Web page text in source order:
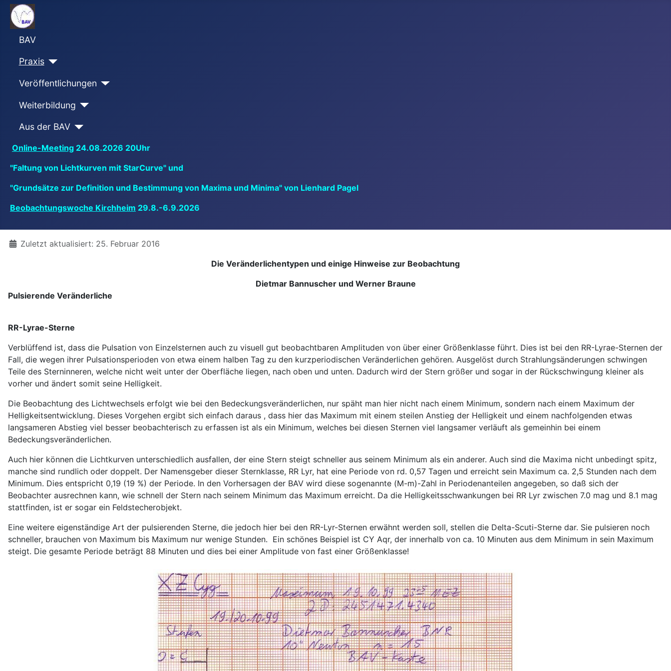
BAV
Praxis
Veröffentlichungen
Weiterbildung
Aus der BAV
Online-Meeting 24.08.2026 20Uhr
"Faltung von Lichtkurven mit StarCurve" und
"Grundsätze zur Definition und Bestimmung von Maxima und Minima" von Lienhard Pagel
Beobachtungswoche Kirchheim 29.8.-6.9.2026
DetailsZuletzt aktualisiert: 25. Februar 2016
Die Veränderlichentypen und einige Hinweise zur Beobachtung
Dietmar Bannuscher und Werner Braune
Pulsierende Veränderliche
RR-Lyrae-Sterne
Verblüffend ist, dass die Pulsation von Einzelsternen auch zu visuell gut beobachtbaren Amplituden von über einer Größenklasse führt. Dies ist bei den RR-Lyrae-Sternen der
Fall, die wegen ihrer Pulsationsperioden von etwa einem halben Tag zu den kurzperiodischen Veränderlichen gehören. Ausgelöst durch Strahlungsänderungen schwingen
Teile des Sterninneren, welche nicht weit unter der Oberfläche liegen, nach oben und unten. Dadurch wird der Stern größer und sogar in der Rückschwingung kleiner als
vorher und ändert somit seine Helligkeit.
Die Beobachtung des Lichtwechsels erfolgt wie bei den Bedeckungsveränderlichen, nur späht man hier nicht nach einem Minimum, sondern nach einem Maximum der
Helligkeitsentwicklung. Dieses Vorgehen ergibt sich einfach daraus , dass hier das Maximum mit einem steilen Anstieg der Helligkeit und einem nachfolgenden etwas
langsameren Abstieg viel besser beobachterisch zu erfassen ist als ein Minimum, welches bei diesen Sternen viel langsamer verläuft als gemeinhin bei einem
Bedeckungsveränderlichen.
Auch hier können die Lichtkurven unterschiedlich ausfallen, der eine Stern steigt schneller aus seinem Minimum als ein anderer. Auch sind die Maxima nicht unbedingt spitz,
manche sind rundlich oder doppelt. Der Namensgeber dieser Sternklasse, RR Lyr, hat eine Periode von rd. 0,57 Tagen und erreicht sein Maximum ca. 2,5 Stunden nach dem
Minimum. Dies entspricht 0,19 (19 %) der Periode. In den Vorhersagen der BAV wird diese sogenannte (M-m)-Zahl in Periodenanteilen angegeben, so daß sich der
Beobachter ausrechnen kann, wie schnell der Stern nach seinem Minimum das Maximum erreicht. Da die Helligkeitsschwankungen bei RR Lyr zwischen 7.0 mag und 8.1 mag
stattfinden, ist er sogar ein Feldstecherobjekt.
Eine weitere eigenständige Art der pulsierenden Sterne, die jedoch hier bei den RR-Lyr-Sternen erwähnt werden soll, stellen die Delta-Scuti-Sterne dar. Sie pulsieren noch
schneller, brauchen von Maximum bis Maximum nur wenige Stunden. Ein schönes Beispiel ist CY Aqr, der innerhalb von ca. 10 Minuten aus dem Minimum in sein Maximum
steigt. Die gesamte Periode beträgt 88 Minuten und dies bei einer Amplitude von fast einer Größenklasse!